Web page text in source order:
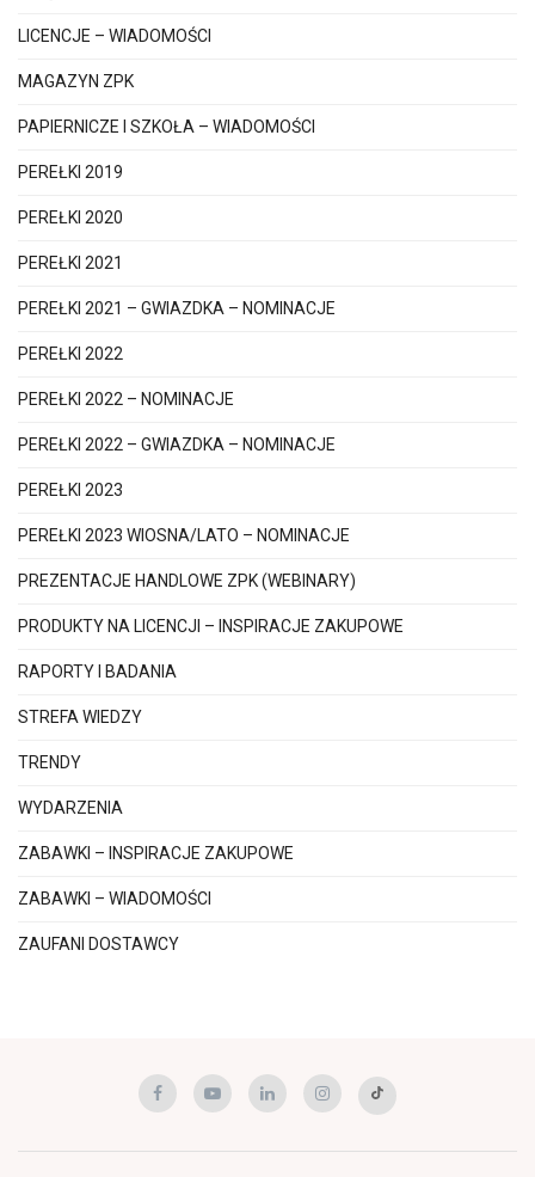
LICENCJE – WIADOMOŚCI
MAGAZYN ZPK
PAPIERNICZE I SZKOŁA – WIADOMOŚCI
PEREŁKI 2019
PEREŁKI 2020
PEREŁKI 2021
PEREŁKI 2021 – GWIAZDKA – NOMINACJE
PEREŁKI 2022
PEREŁKI 2022 – NOMINACJE
PEREŁKI 2022 – GWIAZDKA – NOMINACJE
PEREŁKI 2023
PEREŁKI 2023 WIOSNA/LATO – NOMINACJE
PREZENTACJE HANDLOWE ZPK (WEBINARY)
PRODUKTY NA LICENCJI – INSPIRACJE ZAKUPOWE
RAPORTY I BADANIA
STREFA WIEDZY
TRENDY
WYDARZENIA
ZABAWKI – INSPIRACJE ZAKUPOWE
ZABAWKI – WIADOMOŚCI
ZAUFANI DOSTAWCY